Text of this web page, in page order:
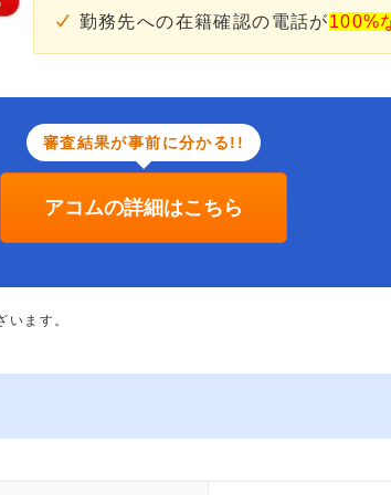
勤務先への在籍確認の電話が100%
審査結果が事前に分かる!!
アコムの詳細はこちら
ます。